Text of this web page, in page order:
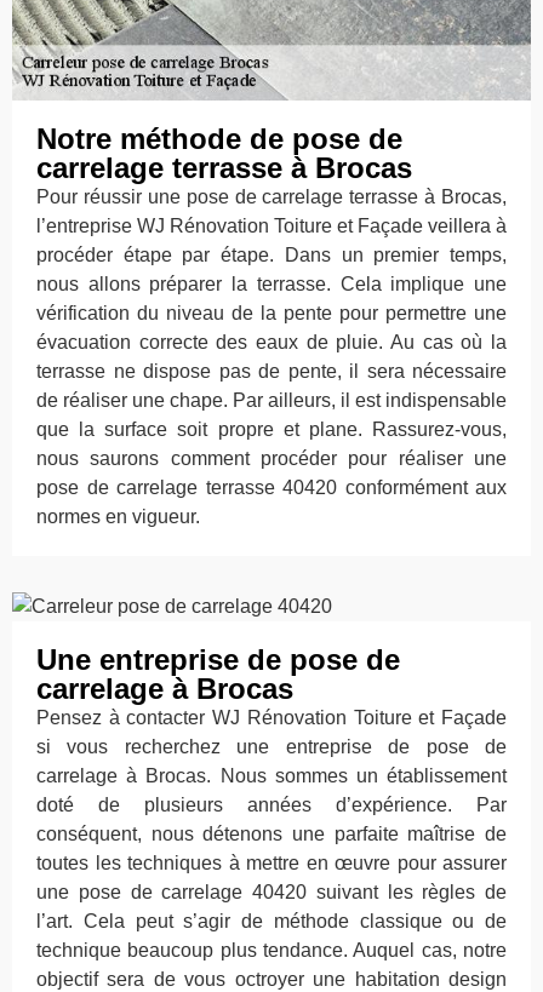
Notre méthode de pose de
carrelage terrasse à Brocas
Pour réussir une pose de carrelage terrasse à Brocas,
l’entreprise WJ Rénovation Toiture et Façade veillera à
procéder étape par étape. Dans un premier temps,
nous allons préparer la terrasse. Cela implique une
vérification du niveau de la pente pour permettre une
évacuation correcte des eaux de pluie. Au cas où la
terrasse ne dispose pas de pente, il sera nécessaire
de réaliser une chape. Par ailleurs, il est indispensable
que la surface soit propre et plane. Rassurez-vous,
nous saurons comment procéder pour réaliser une
pose de carrelage terrasse 40420 conformément aux
normes en vigueur.
Une entreprise de pose de
carrelage à Brocas
Pensez à contacter WJ Rénovation Toiture et Façade
si vous recherchez une entreprise de pose de
carrelage à Brocas. Nous sommes un établissement
doté de plusieurs années d’expérience. Par
conséquent, nous détenons une parfaite maîtrise de
toutes les techniques à mettre en œuvre pour assurer
une pose de carrelage 40420 suivant les règles de
l’art. Cela peut s’agir de méthode classique ou de
technique beaucoup plus tendance. Auquel cas, notre
objectif sera de vous octroyer une habitation design